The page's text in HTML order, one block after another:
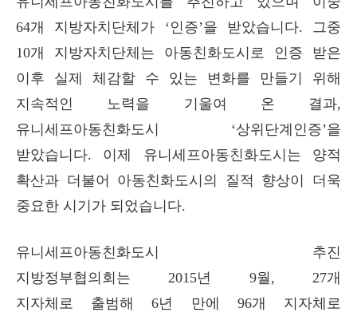
64개 지방자치단체가 ‘인증’을 받았습니다. 그중
10개 지방자치단체는 아동친화도시로 인증 받은
이후 실제 체감할 수 있는 변화를 만들기 위해
지속적인 노력을 기울여 온 결과,
유니세프아동친화도시 ‘상위단계인증’을
받았습니다. 이제 유니세프아동친화도시는 양적
확산과 더불어 아동친화도시의 질적 향상이 더욱
중요한 시기가 되었습니다.
유니세프아동친화도시 추진
지방정부협의회 는2015년 9월, 27개
지자체로 출범해 6년 만에 96개 지자체로